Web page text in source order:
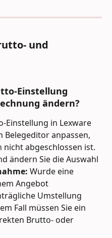
und
Einstellung
ändern?
Einstellung in Lexware
Belegeditor anpassen,
nicht abgeschlossen ist.
ändern Sie die Auswahl
Wurde eine
Angebot
Umstellung
Fall müssen Sie ein
Brutto- oder